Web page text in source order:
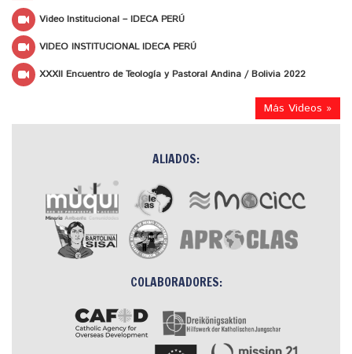
Video Institucional – IDECA PERÚ
VIDEO INSTITUCIONAL IDECA PERÚ
XXXII Encuentro de Teología y Pastoral Andina / Bolivia 2022
Más Videos »
ALIADOS:
COLABORADORES: